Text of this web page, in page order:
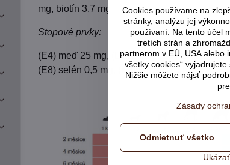
mg, biotín 3,7 mg
Stopové prvky:
(E4) meď 25 mg, (E6) zinok 110 mg, (E5)
(E8) selén 0,5 mg, (E3) kobalt 0,5 mg, L-
Cookies používame na
stránky, analýzu jej
používaní. Na tento účel
tretích strán a
partnerom v EÚ, USA alebo
všetky cookies“
Nižšie môžete nájsť
Zásady
Odmietnuť všetko